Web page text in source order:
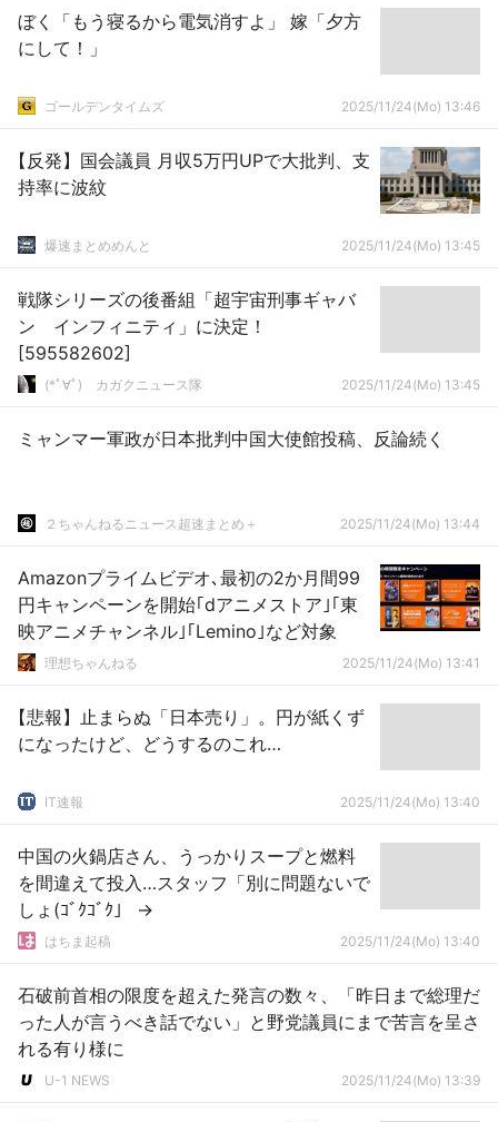
ぼく「もう寝るから電気消すよ」 嫁「夕方
にして！」
ゴールデンタイムズ 2025/11/24(Mo) 13:46
【反発】国会議員 月収5万円UPで大批判、支
持率に波紋
爆速まとめめんと 2025/11/24(Mo) 13:45
戦隊シリーズの後番組「超宇宙刑事ギャバ
ン インフィニティ」に決定！
[595582602]
(*ﾟ∀ﾟ)ゞカガクニュース隊 2025/11/24(Mo) 13:45
ミャンマー軍政が日本批判中国大使館投稿、反論続く
２ちゃんねるニュース超速まとめ＋ 2025/11/24(Mo) 13:44
Amazonプライムビデオ､最初の2か月間99
円キャンペーンを開始｢dアニメストア｣｢東
映アニメチャンネル｣｢Lemino｣など対象
理想ちゃんねる 2025/11/24(Mo) 13:41
【悲報】止まらぬ「日本売り」。円が紙くず
になったけど、どうするのこれ…
IT速報 2025/11/24(Mo) 13:40
中国の火鍋店さん、うっかりスープと燃料
を間違えて投入…スタッフ「別に問題ないで
しょ(ｺﾞｸｺﾞｸ」 →
はちま起稿 2025/11/24(Mo) 13:40
石破前首相の限度を超えた発言の数々、「昨日まで総理だ
った人が言うべき話でない」と野党議員にまで苦言を呈さ
れる有り様に
U-1 NEWS 2025/11/24(Mo) 13:39